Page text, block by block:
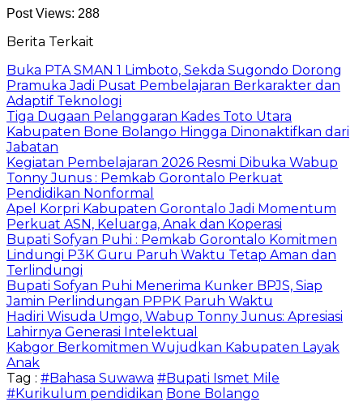
Post Views: 288
Berita Terkait
Buka PTA SMAN 1 Limboto, Sekda Sugondo Dorong
Pramuka Jadi Pusat Pembelajaran Berkarakter dan
Adaptif Teknologi
Tiga Dugaan Pelanggaran Kades Toto Utara
Kabupaten Bone Bolango Hingga Dinonaktifkan dari
Jabatan
Kegiatan Pembelajaran 2026 Resmi Dibuka Wabup
Tonny Junus : Pemkab Gorontalo Perkuat
Pendidikan Nonformal
Apel Korpri Kabupaten Gorontalo Jadi Momentum
Perkuat ASN, Keluarga, Anak dan Koperasi
Bupati Sofyan Puhi : Pemkab Gorontalo Komitmen
Lindungi P3K Guru Paruh Waktu Tetap Aman dan
Terlindungi
Bupati Sofyan Puhi Menerima Kunker BPJS, Siap
Jamin Perlindungan PPPK Paruh Waktu
Hadiri Wisuda Umgo, Wabup Tonny Junus: Apresiasi
Lahirnya Generasi Intelektual
Kabgor Berkomitmen Wujudkan Kabupaten Layak
Anak
Tag : #Bahasa Suwawa #Bupati Ismet Mile
#Kurikulum pendidikan Bone Bolango